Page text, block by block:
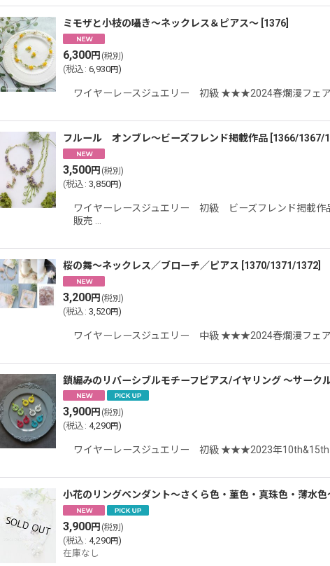
ミモザと小枝の囁き〜ネックレス＆ピアス〜 1376
6,300円 (税別)
(税込 : 6,930円)
ワイヤーレースジュエリー 初級 ★★★2024春爛漫フェア
フルール オンブレ〜ビーズフレンド掲載作品 1366/1367/
3,500円 (税別)
(税込 : 3,850円)
ワイヤーレースジュエリー 初級 ビーズフレンド掲載
販売 …
桜の舞〜ネックレス／ブローチ／ピアス 1370/1371/1372
3,200円 (税別)
(税込 : 3,520円)
ワイヤーレースジュエリー 中級 ★★★2024春爛漫フェア
鎖編みのリバーシブルモチーフピアス/イヤリング 〜サーク
3,900円 (税別)
(税込 : 4,290円)
ワイヤーレースジュエリー 初級 ★★★2023年10th&15th
小花のリングペンダント〜さくら色・菫色・真珠色・薄水色
3,900円 (税別)
(税込 : 4,290円)
在庫なし